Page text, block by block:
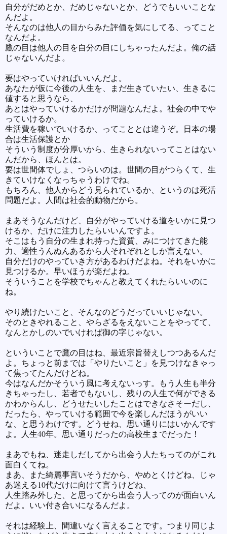
自分がだめとか、だめじゃないとか、どうでもいいことな
んだよ。
そんなのは他人の目からみた評価を気にしてる、ってこと
なんだよ。
鷹の目は他人の目を自分の目にしちゃったんだよ。俺の話
じゃないんだよ。
要はやっていければいいんだよ。
あなたが仮に今後の人生を、まだ生きていたい、生きるに
値すると思うなら、
あとはやっていけるかだけが問題なんだよ。社会の中でや
っていけるか。
生活費を稼いでいけるか、ってこととは違うぞ。日本の場
合は生活保護とか
そういう制度が分厚いから、生きられないってことはない
んだから、ほんとは。
要は世間体でしょ、つらいのは。世間の目がつらくて、生
きていけなくなっちゃうわけでね。
もちろん、他人からどう見られているか、というのは死活
問題だよ。人間は社会的動物だから。
まあそうなんだけど、自分がやっていける道をいかに見つ
けるか、だけに注力したらいいんですよ。
そこはもう自分の生まれ持った資質、みにつけてきた能
力、適性うんぬんあるから人それぞれとしか言えない。
自分だけのやっていき方があるわけだよね。それをいかに
見つけるか。早いほうが楽だよね。
そういうことを学校でちゃんと教えてくれたらいいのに
ね。
やり続けたいこと、そんなのどうだっていいじゃない。
そのときやれること、やらざるをえないことをやってて、
なんとかしのいでいければ御の字じゃない。
といういことで鷹の目はね、最近宗旨替えしつつあるんだ
よ。ちょっと前までは「やりたいこと」を見つけなきゃっ
て焦ってたんだけどね。
今はなんだかそういう風に考えないっす。もう人生も半分
きちゃったし、若者でもないし、残りの人生で何ができる
かわからんし、どうせたいしたことはできなさそーだし、
だったら、やっていける範囲で今を楽しんだほうがいい
な、と思うわけです。どうせね、思い通りにはいかんです
よ。人生40年。思い通りだったの高校生までだった！
まあでもね、迷走しだしてから出会う人たちってのがこれ
面白くてね。
まあ、また綺麗事言いそうだから、やめとくけどね、じゃ
あ迷える10代だけに向けて言うけどね、
人生踏み外した、と思ってから出会う人ってのが面白いん
だよ。いい付き合いになるんだよ。
それは経験上、間違いなく言えることです。つまり同じよ